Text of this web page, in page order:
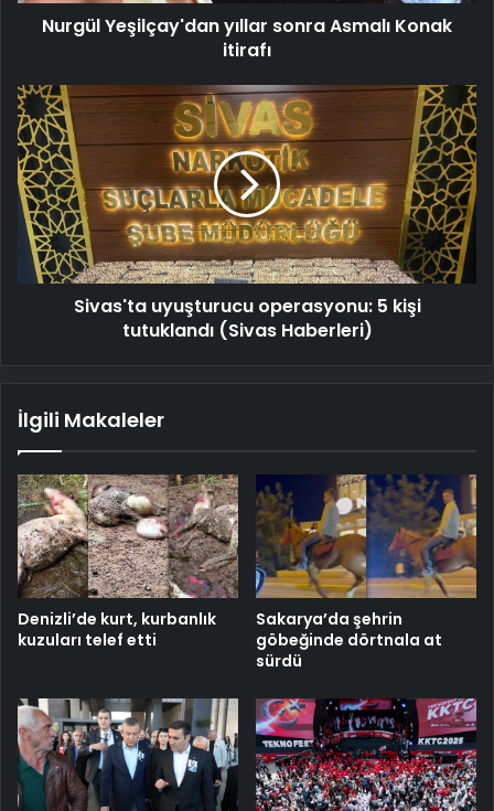
Nurgül Yeşilçay'dan yıllar sonra Asmalı Konak
itirafı
Sivas'ta
uyuşturucu
operasyonu:
5
kişi
tutuklandı
(Sivas
Haberleri)
Sivas'ta uyuşturucu operasyonu: 5 kişi
tutuklandı (Sivas Haberleri)
İlgili Makaleler
Denizli’de kurt, kurbanlık
kuzuları telef etti
Sakarya’da şehrin
göbeğinde dörtnala at
sürdü